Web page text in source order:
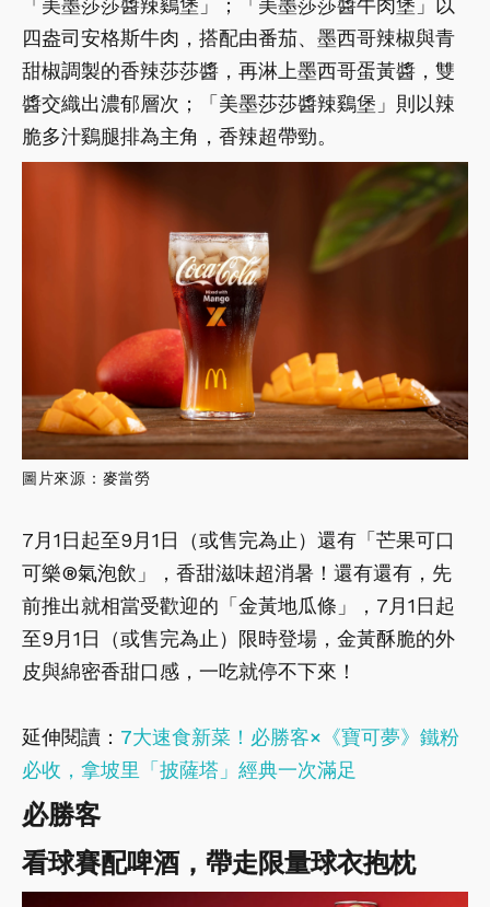
「美墨莎莎醬辣鷄堡」；「美墨莎莎醬牛肉堡」以
四盎司安格斯牛肉，搭配由番茄、墨西哥辣椒與青
甜椒調製的香辣莎莎醬，再淋上墨西哥蛋黃醬，雙
醬交織出濃郁層次；「美墨莎莎醬辣鷄堡」則以辣
脆多汁鷄腿排為主角，香辣超帶勁。
圖片來源：麥當勞
7月1日起至9月1日（或售完為止）還有「芒果可口
可樂®氣泡飲」，香甜滋味超消暑！還有還有，先
前推出就相當受歡迎的「金黃地瓜條」，7月1日起
至9月1日（或售完為止）限時登場，金黃酥脆的外
皮與綿密香甜口感，一吃就停不下來！
延伸閱讀： 7大速食新菜！必勝客×《寶可夢》鐵粉
必收，拿坡里「披薩塔」經典一次滿足
必勝客
看球賽配啤酒，帶走限量球衣抱枕